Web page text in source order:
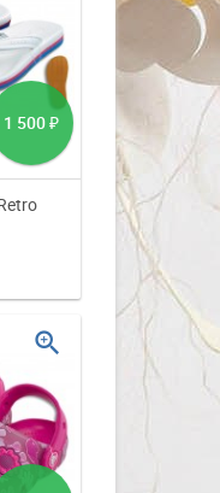
1 500 ₽
zoom_in